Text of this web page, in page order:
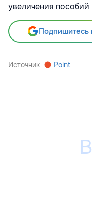
увеличения пособий
Подпишитесь
Источник Point